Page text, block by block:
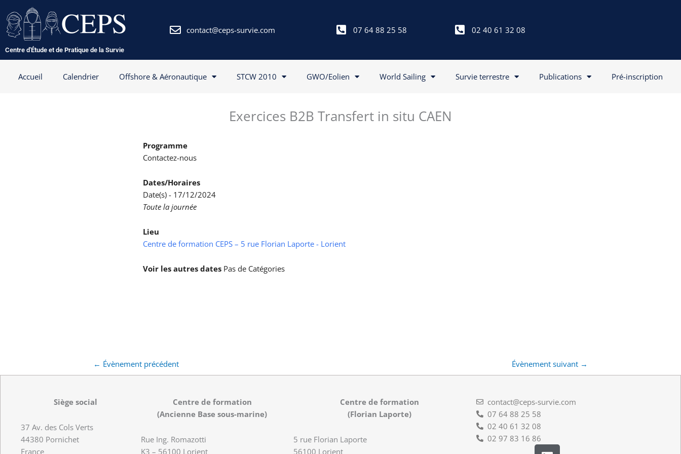
au
contenu
Centre d'Étude et de Pratique de la Survie
contact@ceps-survie.com 07 64 88 25 58 02 40 61 32 08
Accueil Calendrier Offshore & Aéronautique STCW 2010 GWO/Eolien World Sailing Survie terrestre Publications Pré-inscription
Exercices B2B Transfert in situ CAEN
Programme
Contactez-nous
Dates/Horaires
Date(s) - 17/12/2024
Toute la journée
Lieu
Centre de formation CEPS – 5 rue Florian Laporte - Lorient
Voir les autres dates Pas de Catégories
← Évènement précédent Évènement suivant →
Siège social
37 Av. des Cols Verts
44380 Pornichet
France
Centre de formation
(Ancienne Base sous-marine)
Rue Ing. Romazotti
K3 – 56100 Lorient
Centre de formation
(Florian Laporte)
5 rue Florian Laporte
56100 Lorient
contact@ceps-survie.com
07 64 88 25 58
02 40 61 32 08
02 97 83 16 86
L